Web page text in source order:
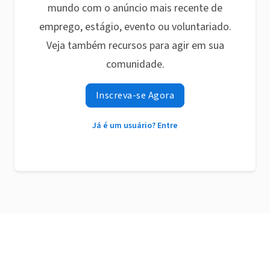
mundo com o anúncio mais recente de
emprego, estágio, evento ou voluntariado.
Veja também recursos para agir em sua
comunidade.
Inscreva-se Agora
Já é um usuário? Entre